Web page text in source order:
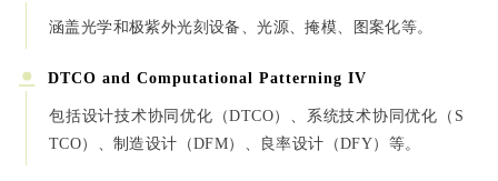
涵盖光学和极紫外光刻设备、光源、掩模、图案化等。
DTCO and ComputationalPatterning IV
包括设计技术协同优化（DTCO）、系统技术协同优化（S
TCO）、制造设计（DFM）、良率设计（DFY）等。